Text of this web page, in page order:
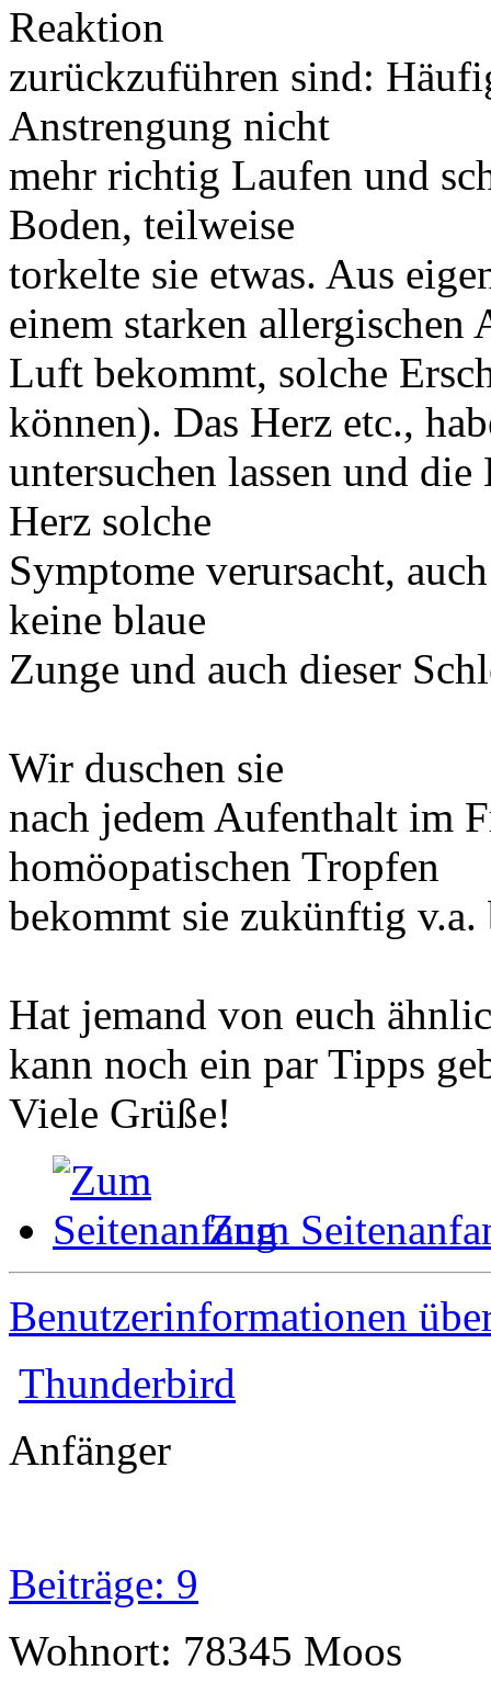
Reaktion
zurückzuführen sind:
Anstrengung nicht
mehr richtig Laufen und
Boden, teilweise
torkelte sie etwas. Aus
einem starken allergischen
Luft bekommt, solche
können). Das Herz etc.,
untersuchen lassen und
Herz solche
Symptome verursacht,
keine blaue
Zunge und auch dieser
Wir duschen sie
nach jedem Aufenthalt im
homöopatischen Tropfen
bekommt sie zukünftig
Hat jemand von euch
kann noch ein par Tipps
Viele Grüße!
Zum
Benutzerinformationen
Thunderbird
Anfänger
Beiträge: 9
Wohnort: 78345 Moos